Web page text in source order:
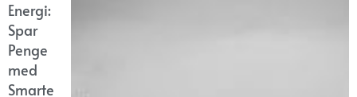
Energi:
Spar
Penge
med
Smarte